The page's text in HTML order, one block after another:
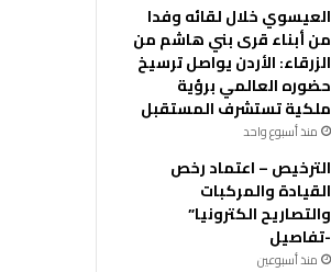
العيسوي خلال لقائه وفدا
من أبناء قرى بني هاشم من
الزرقاء: الأردن يواصل ترسيخ
حضوره العالمي برؤية
ملكية تستشرف المستقبل
منذ أسبوع واحد
الترخيص – اعتماد رخص
القيادة والمركبات
والتصاريح الكترونيا”
-تفاصيل
منذ أسبوعين